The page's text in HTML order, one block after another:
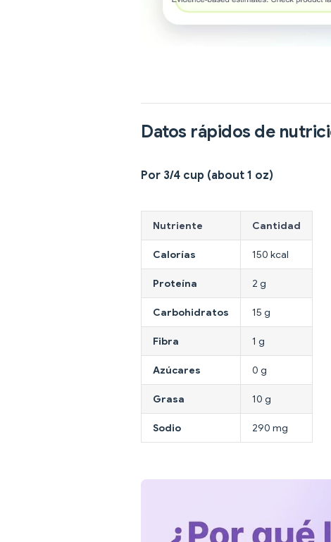
Datos rápidos de
Por 3/4 cup (about 1 oz)
Nutriente Cantidad
Calorías 150 kcal
Proteína 2 g
Carbohidratos 15 g
Fibra 1 g
Azúcares 0 g
Grasa 10 g
Sodio 290 mg